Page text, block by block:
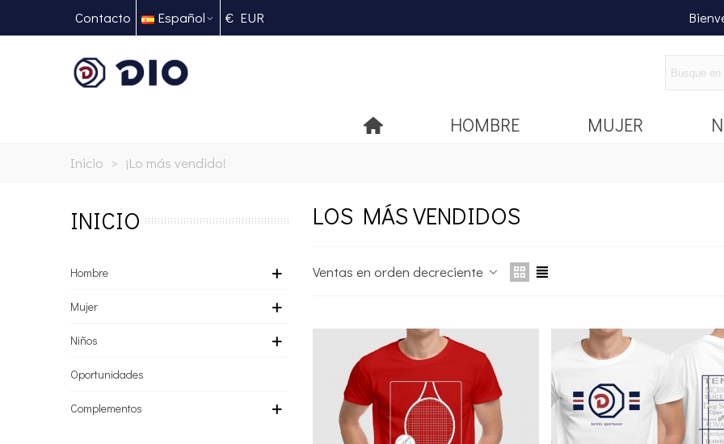
Contacto Español € EUR
HOMBRE MUJER
Inicio > ¡Lo más vendido!
INICIO
Hombre
Mujer
Niños
Oportunidades
Complementos
LOS MÁS VENDIDOS
Ventas en orden decreciente